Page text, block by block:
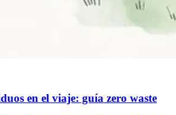
en el viaje: guía zero waste